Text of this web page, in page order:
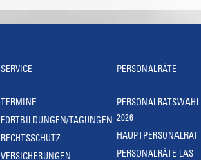
SERVICE
TERMINE
FORTBILDUNGEN/TAGUNGEN
RECHTSSCHUTZ
VERSICHERUNGEN
PERSONALRÄTE
PERSONALRATSWAHL
2026
HAUPTPERSONALRAT
PERSONALRÄTE LAS